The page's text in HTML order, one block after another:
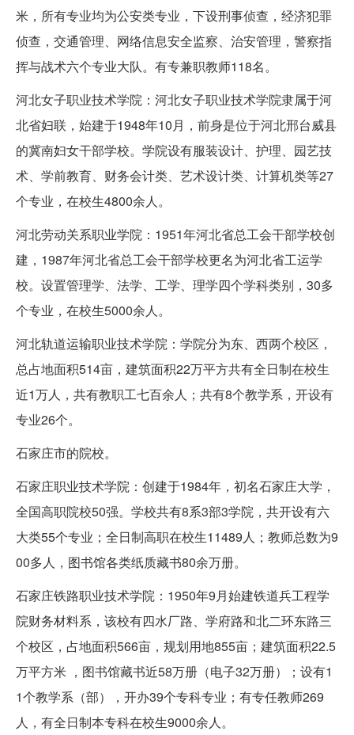
米，所有专业均为公安类专业，下设刑事侦查，经济犯罪
侦查，交通管理、网络信息安全监察、治安管理，警察指
挥与战术六个专业大队。有专兼职教师118名。
河北女子职业技术学院：河北女子职业技术学院隶属于河
北省妇联，始建于1948年10月，前身是位于河北邢台威县
的冀南妇女干部学校。学院设有服装设计、护理、园艺技
术、学前教育、财务会计类、艺术设计类、计算机类等27
个专业，在校生4800余人。
河北劳动关系职业学院：1951年河北省总工会干部学校创
建，1987年河北省总工会干部学校更名为河北省工运学
校。设置管理学、法学、工学、理学四个学科类别，30多
个专业，在校生5000余人。
河北轨道运输职业技术学院：学院分为东、西两个校区，
总占地面积514亩，建筑面积22万平方共有全日制在校生
近1万人，共有教职工七百余人；共有8个教学系，开设有
专业26个。
石家庄市的院校。
石家庄职业技术学院：创建于1984年，初名石家庄大学，
全国高职院校50强。学校共有8系3部3学院，共开设有六
大类55个专业；全日制高职在校生11489人；教师总数为9
00多人，图书馆各类纸质藏书80余万册。
石家庄铁路职业技术学院：1950年9月始建铁道兵工程学
院财务材料系，该校有四水厂路、学府路和北二环东路三
个校区，占地面积566亩，规划用地855亩；建筑面积22.5
万平方米 ，图书馆藏书近58万册（电子32万册）；设有1
1个教学系（部），开办39个专科专业；有专任教师269
人，有全日制本专科在校生9000余人。